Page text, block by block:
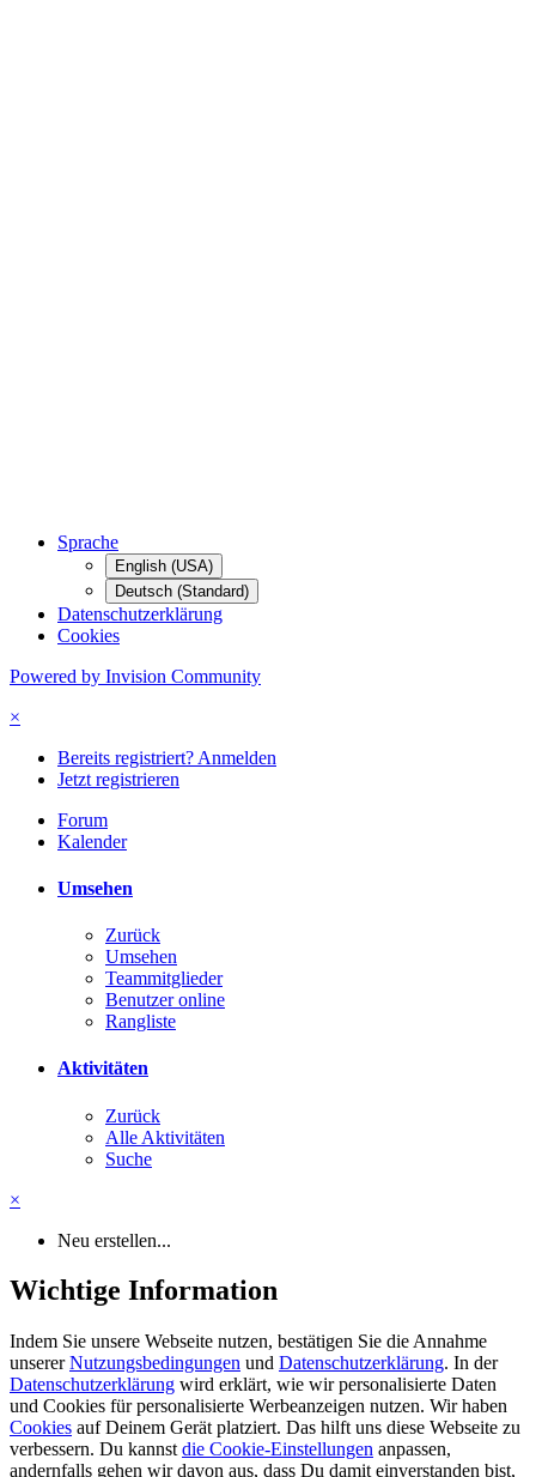
Sprache
English (USA)
Deutsch (Standard)
Datenschutzerklärung
Cookies
Powered by Invision Community
×
Bereits registriert? Anmelden
Jetzt registrieren
Forum
Kalender
Umsehen
Zurück
Umsehen
Teammitglieder
Benutzer online
Rangliste
Aktivitäten
Zurück
Alle Aktivitäten
Suche
×
Neu erstellen...
Wichtige Information
Indem Sie unsere Webseite nutzen, bestätigen Sie die Annahme
unsererNutzungsbedingungen und Datenschutzerklärung. In der
Datenschutzerklärung wird erklärt, wie wir personalisierte Daten
und Cookies für personalisierte Werbeanzeigen nutzen. Wir haben
Cookies auf Deinem Gerät platziert. Das hilft uns diese Webseite zu
verbessern. Du kannst die Cookie-Einstellungen anpassen,
andernfalls gehen wir davon aus, dass Du damit einverstanden bist,